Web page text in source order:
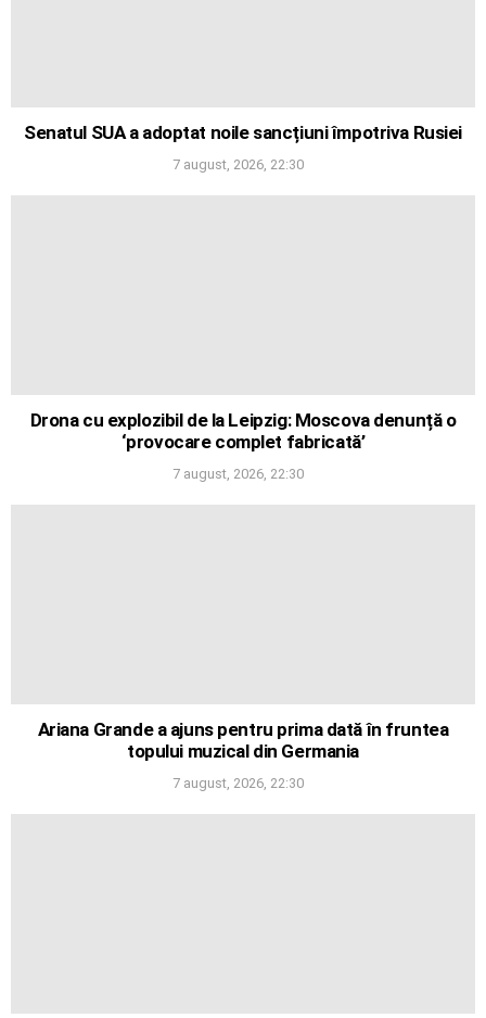
Senatul SUA a adoptat noile sancțiuni împotriva Rusiei
7 august, 2026, 22:30
Drona cu explozibil de la Leipzig: Moscova denunță o
‘provocare complet fabricată’
7 august, 2026, 22:30
Ariana Grande a ajuns pentru prima dată în fruntea
topului muzical din Germania
7 august, 2026, 22:30